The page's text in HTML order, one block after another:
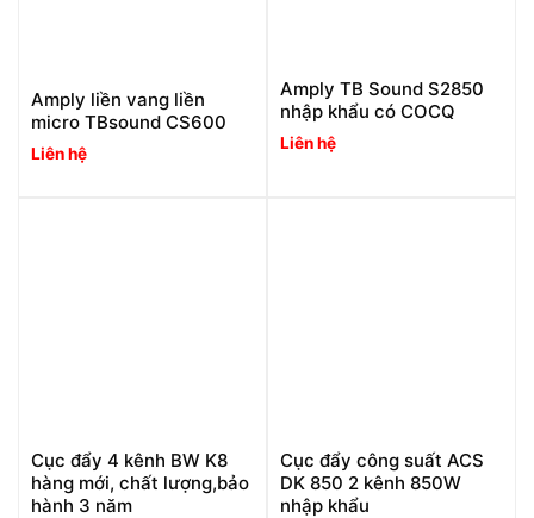
Amply liền vang liền
micro TBsound CS600
Liên hệ
Amply TB Sound S2850
nhập khẩu có COCQ
Liên hệ
Cục đẩy 4 kênh BW K8
hàng mới, chất lượng,bảo
hành 3 năm
Cục đẩy công suất ACS
DK 850 2 kênh 850W
nhập khẩu